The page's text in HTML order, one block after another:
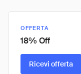
OFFERTA
18% Off
Ricevi offerta